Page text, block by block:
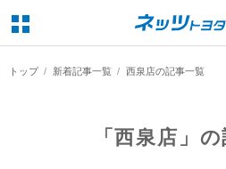
トップ 新着記事一覧 西泉店の記事一覧
「西泉店」